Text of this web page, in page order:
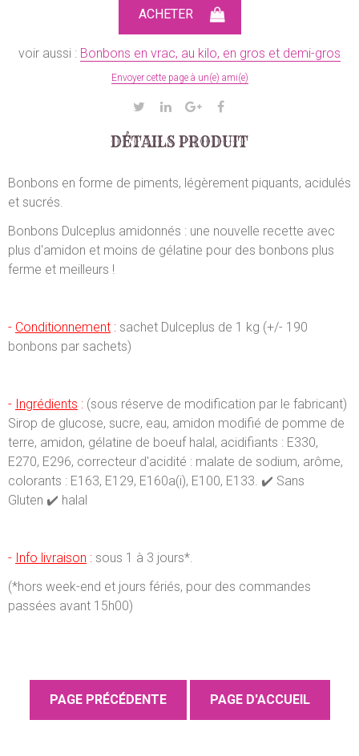
voir aussi : Bonbons en vrac, au kilo, en gros et demi-gros
Envoyer cette page à un(e) ami(e)
DÉTAILS PRODUIT
Bonbons en forme de piments, légèrement piquants, acidulés
et sucrés.
Bonbons Dulceplus amidonnés : une nouvelle recette avec
plus d'amidon et moins de gélatine pour des bonbons plus
ferme et meilleurs !
- Conditionnement : sachet Dulceplus de 1 kg (+/- 190
bonbons par sachets)
- Ingrédients : (sous réserve de modification par le fabricant)
Sirop de glucose, sucre, eau, amidon modifié de pomme de
terre, amidon, gélatine de boeuf halal, acidifiants : E330,
E270, E296, correcteur d'acidité : malate de sodium, arôme,
colorants : E163, E129, E160a(i), E100, E133. ✔️ Sans
Gluten ✔️ halal
- Info livraison : sous 1 à 3 jours*.
(*hors week-end et jours fériés, pour des commandes
passées avant 15h00)